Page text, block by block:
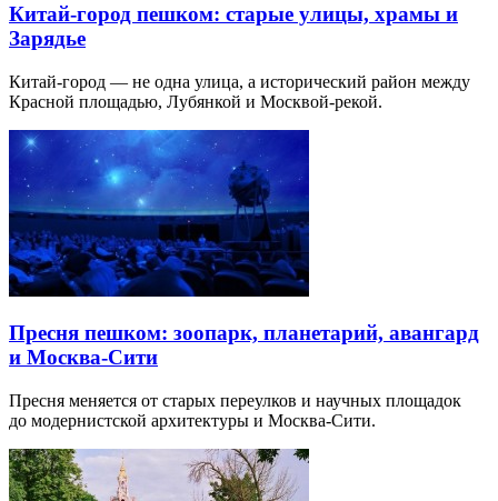
Китай-город пешком: старые улицы, храмы и
Зарядье
Китай-город — не одна улица, а исторический район между
Красной площадью, Лубянкой и Москвой-рекой.
Пресня пешком: зоопарк, планетарий, авангард
и Москва-Сити
Пресня меняется от старых переулков и научных площадок
до модернистской архитектуры и Москва-Сити.